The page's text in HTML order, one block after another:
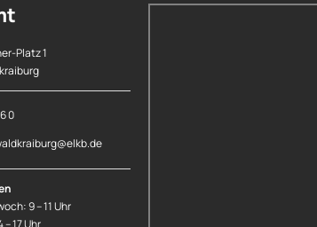
Platz 1
0
9 – 11 Uhr